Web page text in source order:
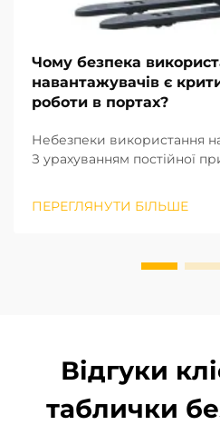
Чому безпека
навантажувачів є
роботи в портах?
Небезпеки використання
З урахуванням постійної
експлуатація
ПЕРЕГЛЯНУТИ БІЛЬШЕ
Відгуки
таблички